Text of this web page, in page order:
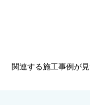
関連する施工事例が